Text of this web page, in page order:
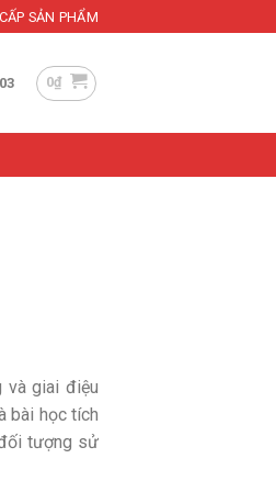
SẢN PHẨM
0₫
và giai điệu
bài học tích
tượng sử